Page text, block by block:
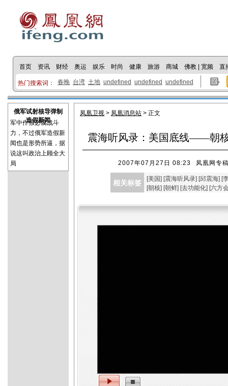
首页 资讯 财经 奥运 娱乐 时尚 健康 旅游 商城 佛教 宽频 直
热门搜索词： 春晚 台湾 土地 undefined undefined undefined
俄军试射核导弹制
造假新闻
军中作假必腐战斗
力，不过俄军造假新
闻也是形势所逼，据
说这叫政治上顾全大
局
凤凰卫视 > 凤凰消息站 > 正文
震海听风录：美国底线——朝
2007年07月27日 08:23 凤凰网专
相关标签 [美国] [震海听风录] [邱震海] [
[朝核] [朝鲜] [去功能化] [六方